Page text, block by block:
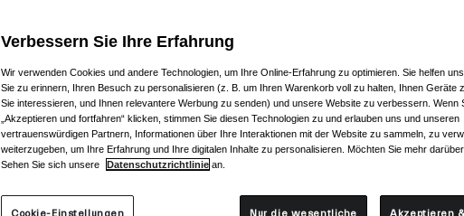
Verbessern Sie Ihre Erfahrung
Wir verwenden Cookies und andere Technologien, um Ihre Online-Erfahrung zu optimieren. Sie helfen
Sie zu erinnern, Ihren Besuch zu personalisieren (z. B. um Ihren Warenkorb voll zu halten, Ihnen Geräte
Sie interessieren, und Ihnen relevantere Werbung zu senden) und unsere Website zu verbessern. Wenn
„Akzeptieren und fortfahren“ klicken, stimmen Sie diesen Technologien zu und erlauben uns und unseren
vertrauenswürdigen Partnern, Informationen über Ihre Interaktionen mit der Website zu sammeln, zu
weiterzugeben, um Ihre Erfahrung und Ihre digitalen Inhalte zu personalisieren. Möchten Sie mehr
Sehen Sie sich unsere
Datenschutzrichtlinie an.